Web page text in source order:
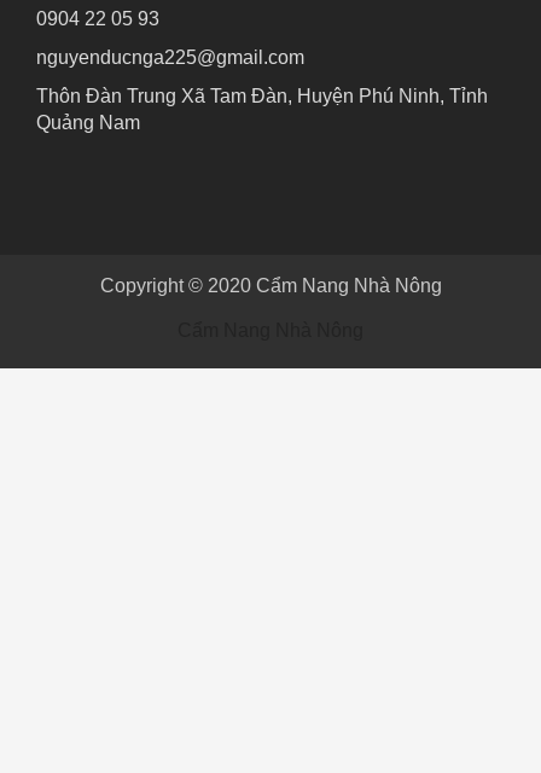
0904 22 05 93
nguyenducnga225@gmail.com
Thôn Đàn Trung Xã Tam Đàn, Huyện Phú Ninh, Tỉnh
Quảng Nam
Copyright © 2020 Cẩm Nang Nhà Nông